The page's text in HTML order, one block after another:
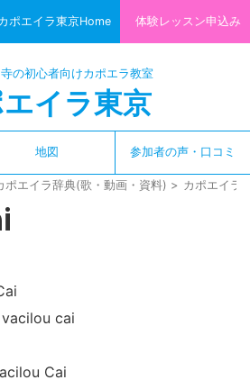
ポエイラ東京Home 体験レッスン申込み
の初心者向けカポエラ教室
イラ東京
地図 参加者の声・口コミ
ポエイラ辞典(歌・動画・資料) > カポエイラ
cai
Cai